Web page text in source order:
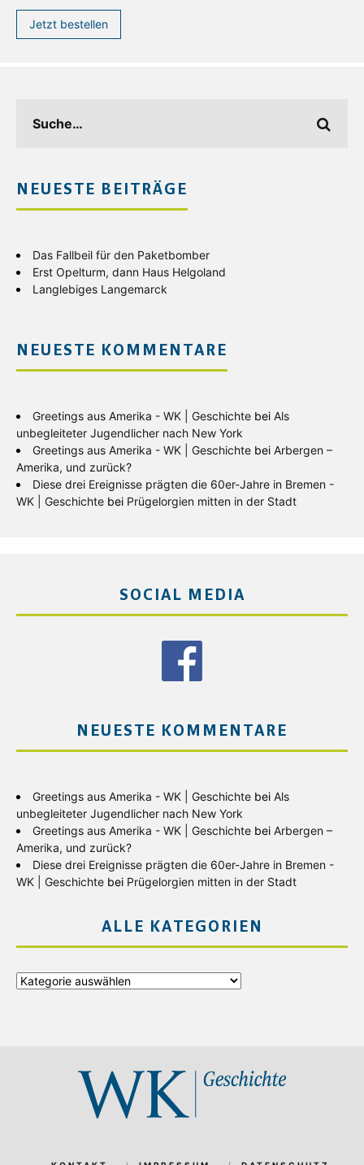
Jetzt bestellen
NEUESTE BEITRÄGE
Das Fallbeil für den Paketbomber
Erst Opelturm, dann Haus Helgoland
Langlebiges Langemarck
NEUESTE KOMMENTARE
Greetings aus Amerika - WK | Geschichte bei Als
unbegleiteter Jugendlicher nach New York
Greetings aus Amerika - WK | Geschichte bei Arbergen –
Amerika, und zurück?
Diese drei Ereignisse prägten die 60er-Jahre in Bremen -
WK | Geschichte bei Prügelorgien mitten in der Stadt
SOCIAL MEDIA
NEUESTE KOMMENTARE
Greetings aus Amerika - WK | Geschichte bei Als
unbegleiteter Jugendlicher nach New York
Greetings aus Amerika - WK | Geschichte bei Arbergen –
Amerika, und zurück?
Diese drei Ereignisse prägten die 60er-Jahre in Bremen -
WK | Geschichte bei Prügelorgien mitten in der Stadt
ALLE KATEGORIEN
Alle